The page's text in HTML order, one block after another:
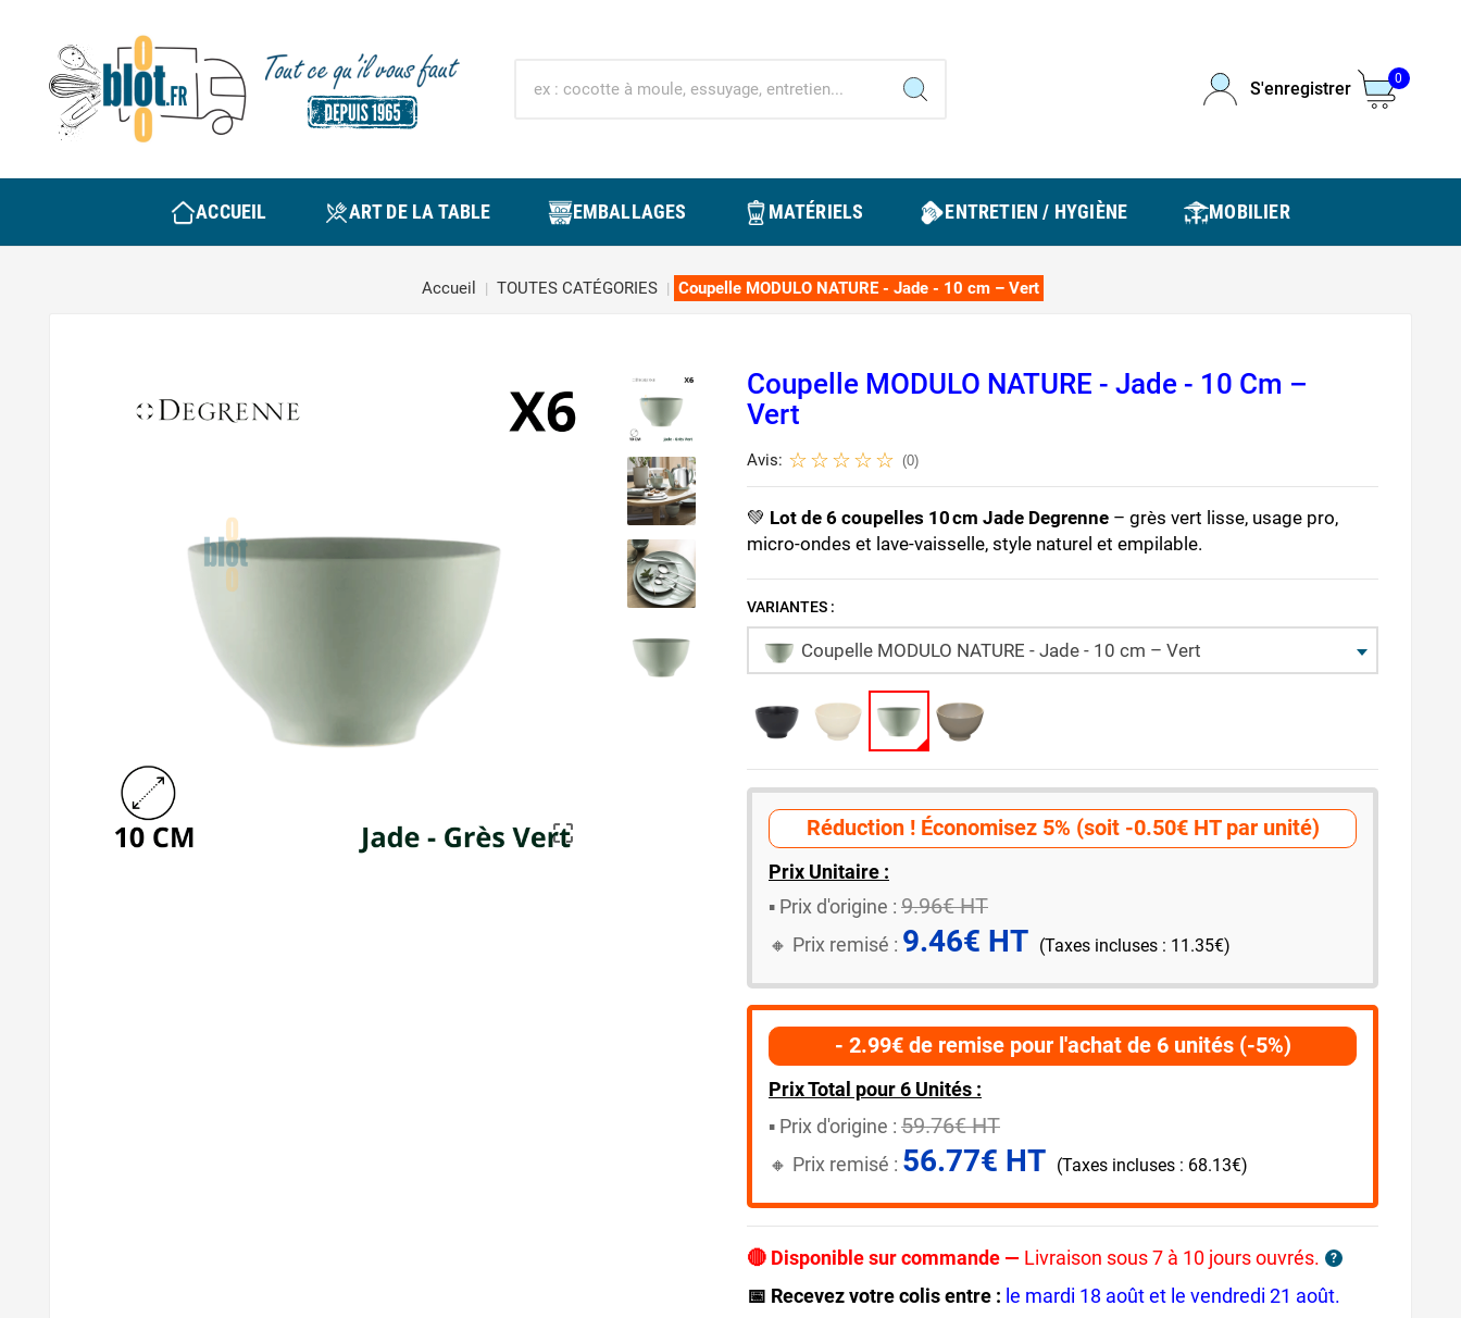
S'enregistrer
0
ACCUEIL ART DE LA TABLE EMBALLAGES MATÉRIELS ENTRETIEN / HYGIÈNE MOBILIER
Accueil TOUTES CATÉGORIES Coupelle MODULO NATURE - Jade - 10 cm – Vert

Coupelle MODULO NATURE - Jade - 10 Cm –
Vert
Avis: (0)
💚 Lot de 6 coupelles 10 cm Jade Degrenne – grès vert lisse, usage pro,
micro-ondes et lave-vaisselle, style naturel et empilable.
VARIANTES :
Coupelle MODULO NATURE - Jade - 10 cm – Vert
Réduction ! Économisez 5% (soit -0.50€ HT par unité)
Prix Unitaire :
▪️ ​Prix d'origine : 9.96€ HT
🔸​​ Prix remisé : 9.46€ HT (Taxes incluses : 11.35€)
- 2.99€ de remise pour l'achat de 6 unités (-5%)
Prix Total pour 6 Unités :
▪️​ Prix d'origine : 59.76€ HT
🔸​​ Prix remisé : 56.77€ HT (Taxes incluses : 68.13€)
🔴 Disponible sur commande — Livraison sous 7 à 10 jours ouvrés. ?
📅 Recevez votre colis entre : le mardi 18 août et le vendredi 21 août.